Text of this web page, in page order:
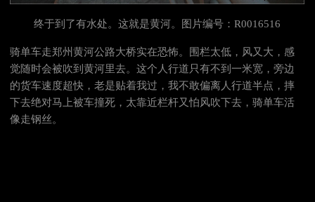
终于到了有水处。这就是黄河。图片编号：R0016516
骑单车走郑州黄河公路大桥实在恐怖。围栏太低，风又大，感
觉随时会被吹到黄河里去。这个人行道只有不到一米宽，旁边
的货车速度超快，老是贴着我过，我不敢偏离人行道半点，摔
下去绝对马上被车撞死，太靠近栏杆又怕风吹下去，骑单车活
像走钢丝。